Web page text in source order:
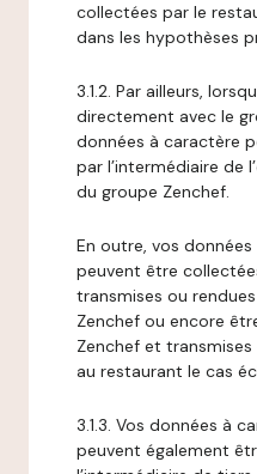
collectées par le
dans les hypothèses
3.1.2. Par ailleurs,
directement avec le
données à caractère
par l’intermédiaire de
du groupe Zenchef.
En outre, vos
peuvent être
transmises ou
Zenchef ou encore
Zenchef et
au restaurant le cas
3.1.3. Vos données à
peuvent également